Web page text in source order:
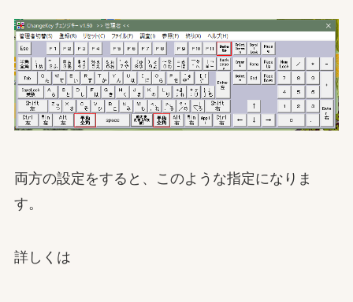
両方の設定をすると、このような指定になりま
す。
詳しくは